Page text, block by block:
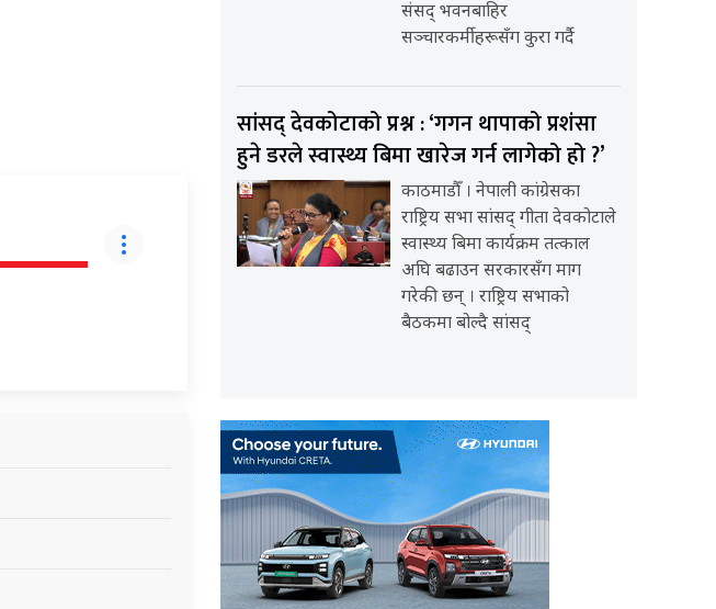
संसद् भवनबाहिर
सञ्चारकर्मीहरूसँग कुरा गर्दै
सांसद् देवकोटाको प्रश्न : ‘गगन थापाको प्रशंसा
हुने डरले स्वास्थ्य बिमा खारेज गर्न लागेको हो ?’
काठमाडौँ । नेपाली कांग्रेसका
राष्ट्रिय सभा सांसद् गीता देवकोटाले
स्वास्थ्य बिमा कार्यक्रम तत्काल
अघि बढाउन सरकारसँग माग
गरेकी छन् । राष्ट्रिय सभाको
बैठकमा बोल्दै सांसद्